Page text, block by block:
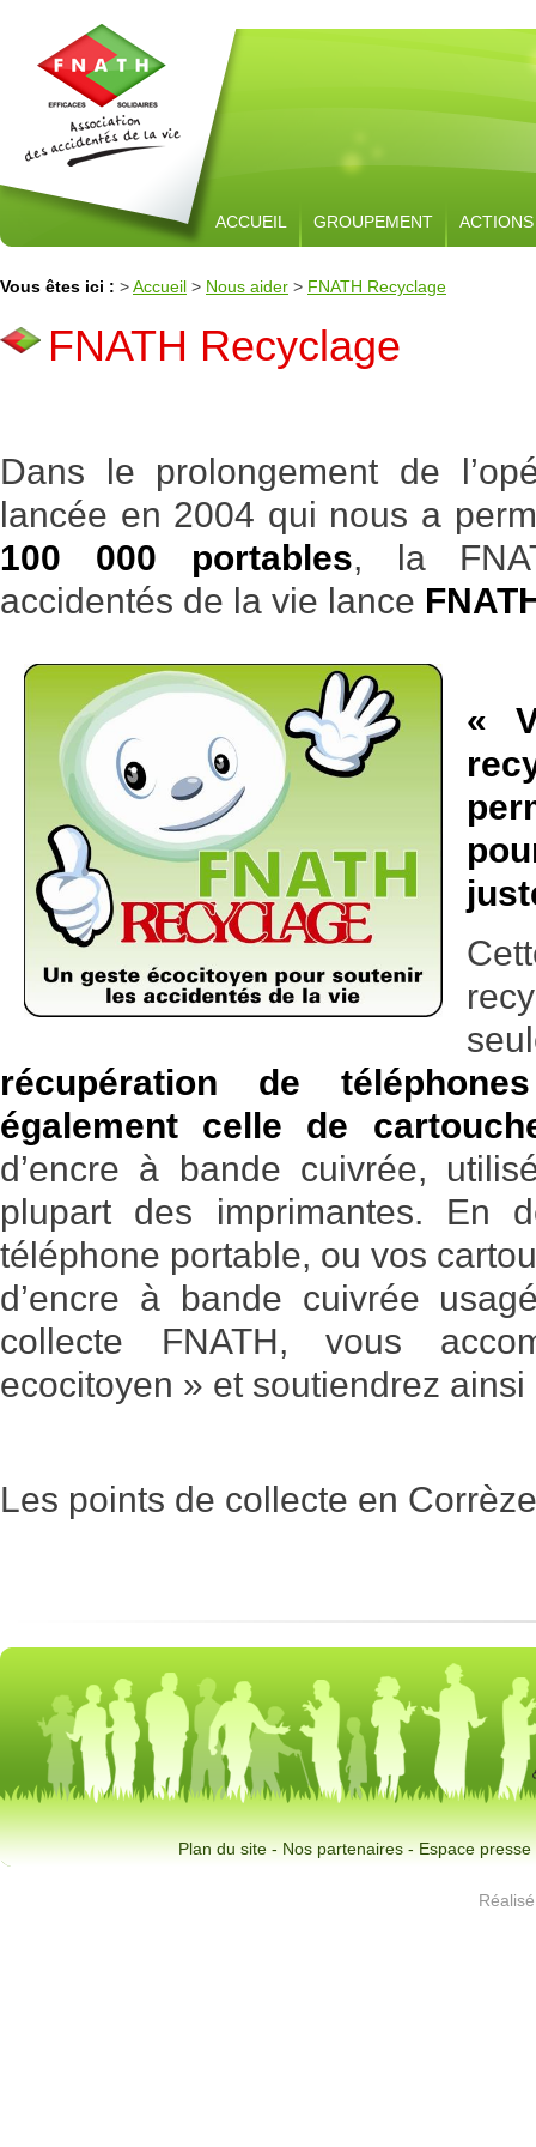
ACCUEIL GROUPEMENT ACTIONS
Vous êtes ici : >Accueil > Nous aider > FNATH Recyclage
FNATH Recyclage
Dans le prolongement de
lancée en 2004 qui nous a
100 000 portables, la
accidentés de la vie lance
«
récupération de
également celle de
d’encre à bande cuivrée,
plupart des imprimantes. En
téléphone portable, ou vos
d’encre à bande cuivrée
collecte FNATH, vous
ecocitoyen » et soutiendrez
Les points de collecte en
Plan du site-Nos partenaires-Espace presse